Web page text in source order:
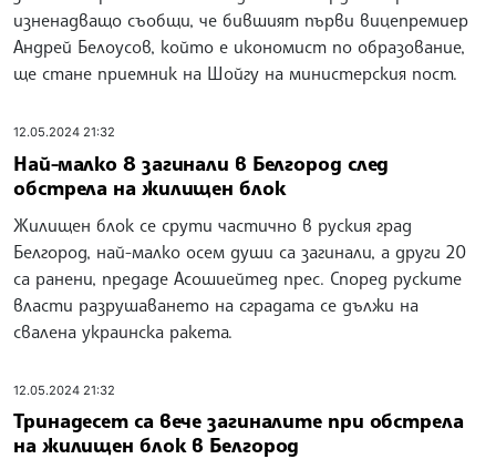
изненадващо съобщи, че бившият първи вицепремиер
Андрей Белоусов, който е икономист по образование,
ще стане приемник на Шойгу на министерския пост.
12.05.2024 21:32
Най-малко 8 загинали в Белгород след
обстрела на жилищен блок
Жилищен блок се срути частично в руския град
Белгород, най-малко осем души са загинали, а други 20
са ранени, предаде Асошиейтед прес. Според руските
власти разрушаването на сградата се дължи на
свалена украинска ракета.
12.05.2024 21:32
Тринадесет са вече загиналите при обстрела
на жилищен блок в Белгород